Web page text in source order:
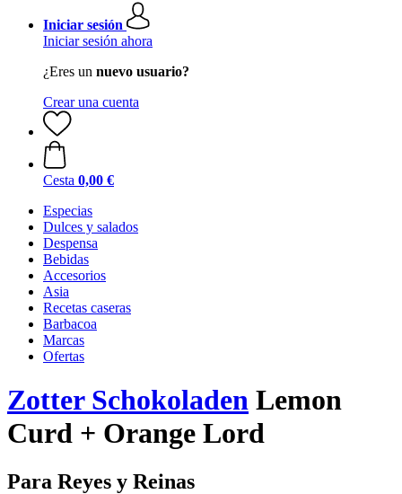
Iniciar sesión
Iniciar sesión ahora
¿Eres un nuevo usuario?
Crear una cuenta
Cesta 0,00 €
Especias
Dulces y salados
Despensa
Bebidas
Accesorios
Asia
Recetas caseras
Barbacoa
Marcas
Ofertas
Zotter Schokoladen Lemon
Curd + Orange Lord
Para Reyes y Reinas